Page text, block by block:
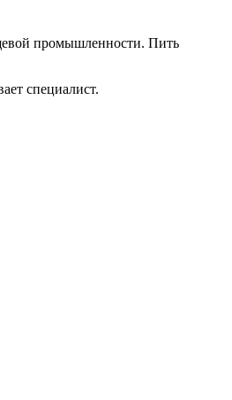
промышленности. Пить
специалист.